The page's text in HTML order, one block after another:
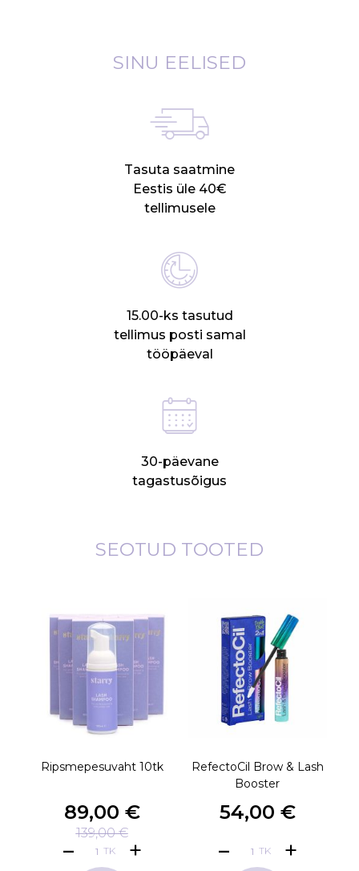
SINU EELISED
Tasuta saatmine
Eestis üle 40€
tellimusele
15.00-ks tasutud
tellimus posti samal
tööpäeval
30-päevane
tagastusõigus
SEOTUD TOOTED
Ripsmepesuvaht 10tk
89,00 €
139,00 €
TK
RefectoCil Brow & Lash
Booster
54,00 €
TK